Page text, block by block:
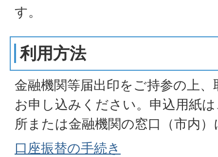
す。
利用方法
金融機関等届出印をご持参の上
お申し込みください。申込用紙
所または金融機関の窓口（市内
口座振替の手続き